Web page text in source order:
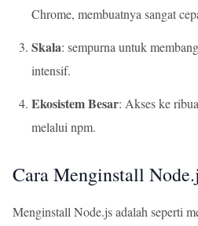
Chrome, membuatnya sangat
Skala: sempurna untuk
intensif.
Ekosistem Besar: Akses ke
melalui npm.
Cara Menginstall
Menginstall Node.js adalah seperti